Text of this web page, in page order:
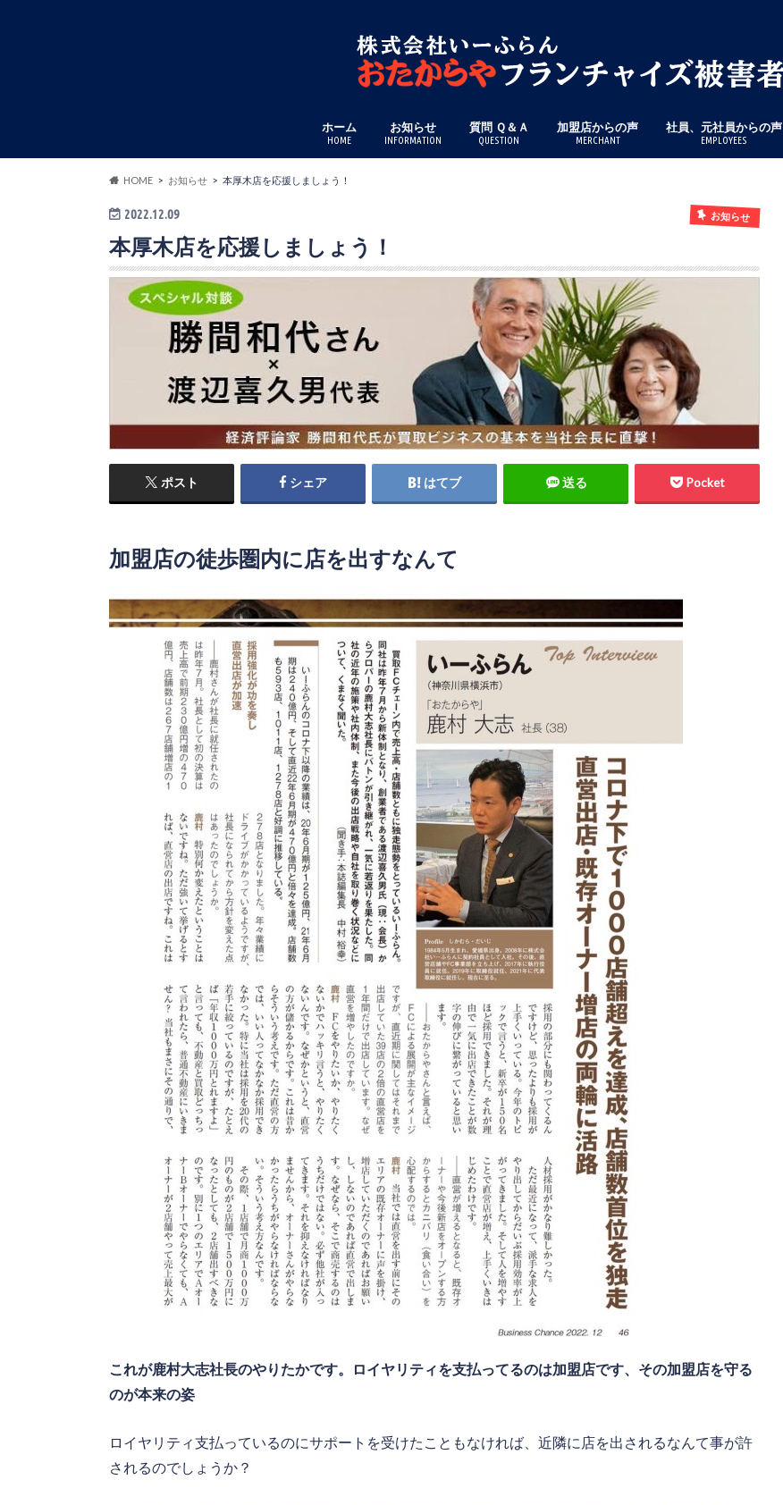
ホーム
HOME
お知らせ
INFORMATION
質問 Ｑ＆Ａ
QUESTION
加盟店からの声
MERCHANT
社員、元社員からの声
EMPLOYEES
HOME お知らせ 本厚木店を応援しましょう！
2022.12.09 お知らせ
本厚木店を応援しましょう！
ポスト シェア はてブ 送る Pocket
加盟店の徒歩圏内に店を出すなんて
これが鹿村大志社長のやりたかです。ロイヤリティを支払ってるのは加盟店です、その加盟店を守る
のが本来の姿
ロイヤリティ支払っているのにサポートを受けたこともなければ、近隣に店を出されるなんて事が許
されるのでしょうか？